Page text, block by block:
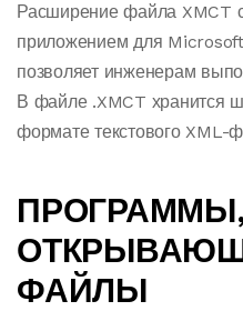
Расширение файла XMCT
приложением для
позволяет инженерам
В файле .XMCT хранится
формате текстового XML-
ПРОГРАММЫ,
ФАЙЛЫ